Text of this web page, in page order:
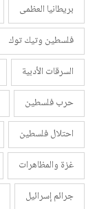
بريطانيا العظمى
فلسطين وتيك توك
السرقات الأدبية
حرب فلسطين
احتلال فلسطين
غزة والمظاهرات
جرائم إسرائيل